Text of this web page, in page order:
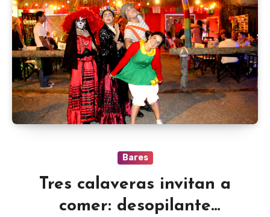
Bares
Tres calaveras invitan a
comer: desopilante